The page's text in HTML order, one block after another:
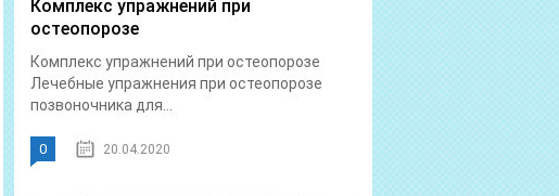
Комплекс упражнений при
остеопорозе
Комплекс упражнений при остеопорозе
Лечебные упражнения при остеопорозе
позвоночника для...
0 20.04.2020